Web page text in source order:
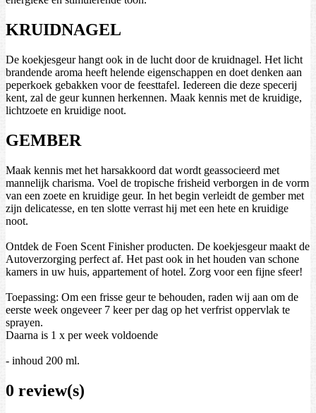
KRUIDNAGEL
De koekjesgeur hangt ook in de lucht door de kruidnagel. Het licht
brandende aroma heeft helende eigenschappen en doet denken aan
peperkoek gebakken voor de feesttafel. Iedereen die deze specerij
kent, zal de geur kunnen herkennen. Maak kennis met de kruidige,
lichtzoete en kruidige noot.
GEMBER
Maak kennis met het harsakkoord dat wordt geassocieerd met
mannelijk charisma. Voel de tropische frisheid verborgen in de vorm
van een zoete en kruidige geur. In het begin verleidt de gember met
zijn delicatesse, en ten slotte verrast hij met een hete en kruidige
noot.
Ontdek de Foen Scent Finisher producten. De koekjesgeur maakt de
Autoverzorging perfect af. Het past ook in het houden van schone
kamers in uw huis, appartement of hotel. Zorg voor een fijne sfeer!
Toepassing: Om een ​​frisse geur te behouden, raden wij aan om de
eerste week ongeveer 7 keer per dag op het verfrist oppervlak te
sprayen.
Daarna is 1 x per week voldoende
- inhoud 200 ml.
0 review(s)